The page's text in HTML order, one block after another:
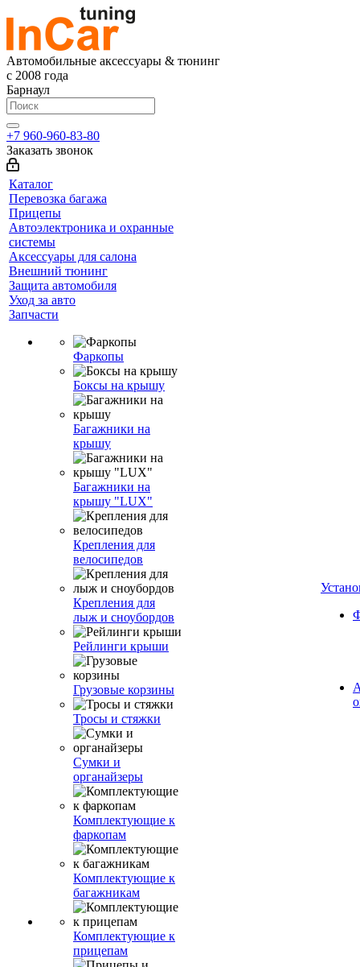
Автомобильные аксессуары & тюнинг
с 2008 года
Барнаул
+7 960-960-83-80
Заказать звонок
Каталог
Перевозка багажа
Прицепы
Автоэлектроника и охранные
системы
Аксессуары для салона
Внешний тюнинг
Защита автомобиля
Уход за авто
Запчасти
Фаркопы
Боксы на крышу
Багажники на
крышу
Багажники на
крышу "LUX"
Крепления для
велосипедов
Крепления для
лыж и сноубордов
Рейлинги крыши
Грузовые корзины
Тросы и стяжки
Сумки и
органайзеры
Комплектующие к
фаркопам
Комплектующие к
багажникам
Комплектующие к
прицепам